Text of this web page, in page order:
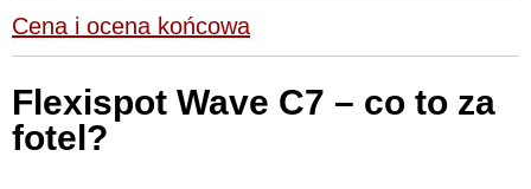
Cena i ocena końcowa
Flexispot Wave C7 – co to za
fotel?